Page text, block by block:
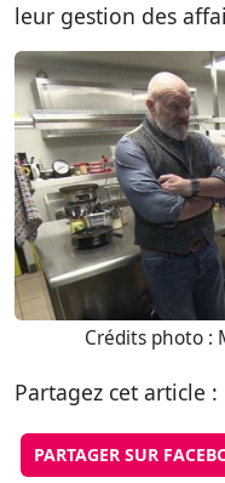
leur gestion des
Crédits photo :
Partagez cet article :
PARTAGER SUR